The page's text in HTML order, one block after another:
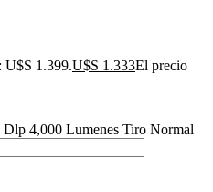
U$S 1.399.U$S 1.333El precio
4,000 Lumenes Tiro Normal